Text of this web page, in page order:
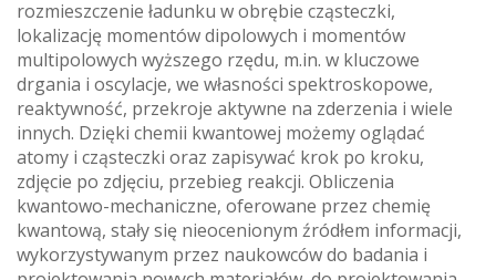
rozmieszczenie ładunku w obrębie cząsteczki,
lokalizację momentów dipolowych i momentów
multipolowych wyższego rzędu, m.in. w kluczowe
drgania i oscylacje, we własności spektroskopowe,
reaktywność, przekroje aktywne na zderzenia i wiele
innych. Dzięki chemii kwantowej możemy oglądać
atomy i cząsteczki oraz zapisywać krok po kroku,
zdjęcie po zdjęciu, przebieg reakcji. Obliczenia
kwantowo-mechaniczne, oferowane przez chemię
kwantową, stały się nieocenionym źródłem informacji,
wykorzystywanym przez naukowców do badania i